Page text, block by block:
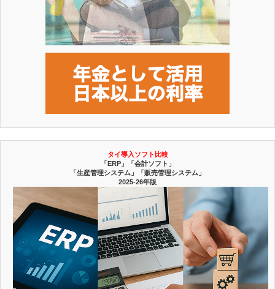
タイ導入ソフト比較
「ERP」「会計ソフト」
「生産管理システム」「販売管理システム」
2025-26年版